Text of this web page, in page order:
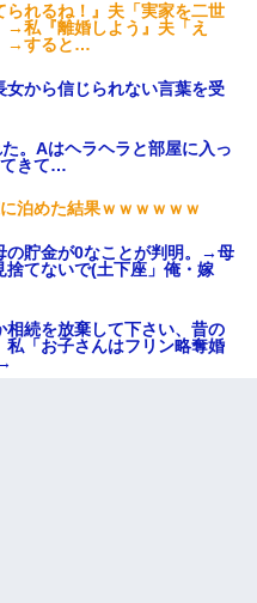
れるね！』夫「実家を二世
→私『離婚しよう』夫「え
→すると…
から信じられない言葉を受
。Aはヘラヘラと部屋に入っ
てきて…
泊めた結果ｗｗｗｗｗｗ
の貯金が0なことが判明。→母
捨てないで(土下座」俺・嫁
続を放棄して下さい、昔の
「お子さんはフリン略奪婚